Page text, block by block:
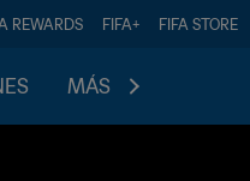
REWARDS FIFA+ FIFA STORE
MÁS